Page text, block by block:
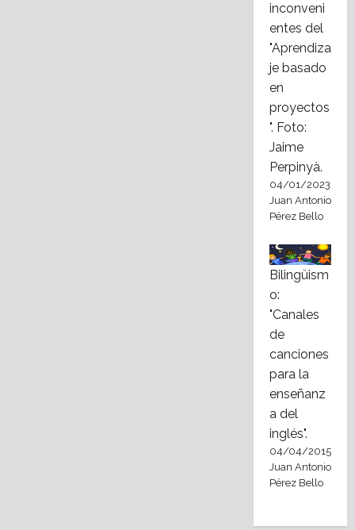
inconveni
entes del
"Aprendiza
je basado
en
proyectos
". Foto:
Jaime
Perpinyà.
04/01/2023
Juan Antonio
Pérez Bello
Bilingüism
o:
"Canales
de
canciones
para la
enseñanz
a del
inglés".
04/04/2015
Juan Antonio
Pérez Bello